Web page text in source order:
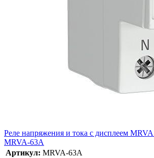
Реле напряжения и тока с дисплеем
MRVA-63A
Артикул: MRVA-63A